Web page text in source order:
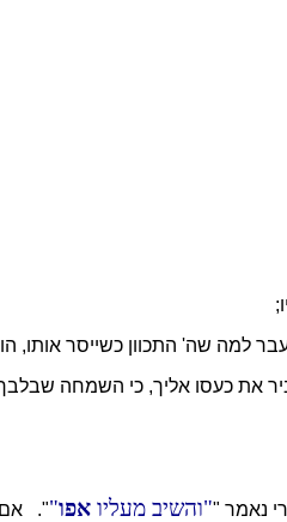
למה שה' התכוון כשייסר אותו,
את כעסו אליך, כי השמחה
נאמר " והשיב מעליו אפו ". אם